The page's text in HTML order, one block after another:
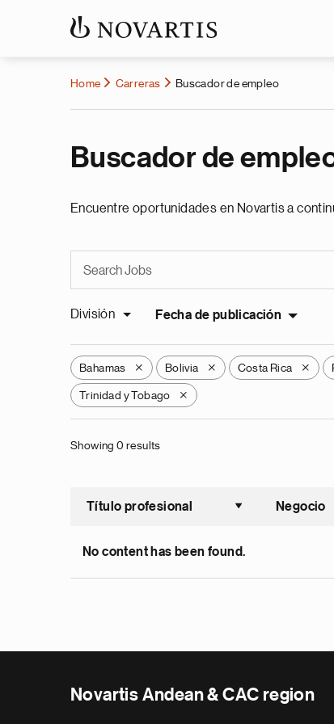
Home Carreras Buscador de empleo
Buscador de
Encuentre oportunidades en Novartis a
División Fecha de publicación
Bahamas X Bolivia X Costa Rica X
Trinidad y Tobago X
Showing 0 results
Título profesional Negocio
No content has been found.
Novartis Andean & CAC region